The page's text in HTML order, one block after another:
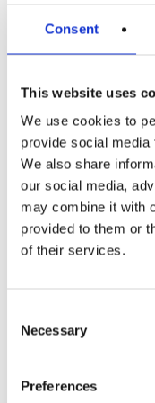
Consent
This website uses
We use cookies to
provide social
We also share
our social media,
may combine it with
provided to them or
of their services.
Selection
Necessary
Preferences
2021. Tous les
Allemagne.
pas
disposition
conception à
agence, de la
production
De plus, des